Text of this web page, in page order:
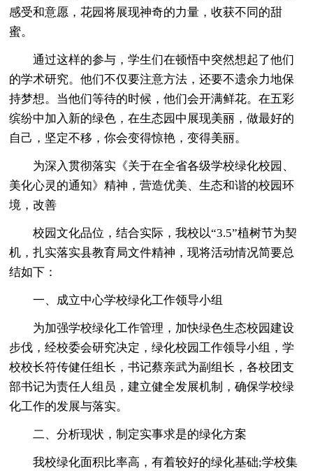
感受和意愿，花园将展现神奇的力量，收获不同的甜
蜜。
通过这样的参与，学生们在顿悟中突然想起了他们
的学术研究。他们不仅要注意方法，还要不遗余力地保
持梦想。当他们等待的时候，他们会开满鲜花。在五彩
缤纷中加入新的绿色，在生态园中展现美丽，做最好的
自己，坚定不移，你会变得惊艳，变得美丽。
为深入贯彻落实《关于在全省各级学校绿化校园、
美化心灵的通知》精神，营造优美、生态和谐的校园环
境，改善
校园文化品位，结合实际，我校以“3.5”植树节为契
机，扎实落实县教育局文件精神，现将活动情况简要总
结如下：
一、成立中心学校绿化工作领导小组
为加强学校绿化工作管理，加快绿色生态校园建设
步伐，经校委会研究决定，绿化校园工作领导小组，学
校校长符传健任组长，书记蔡亲武为副组长，各校团支
部书记为责任人组员，建立健全发展机制，确保学校绿
化工作的发展与落实。
二、分析现状，制定实事求是的绿化方案
我校绿化面积比率高，有着较好的绿化基础;学校集